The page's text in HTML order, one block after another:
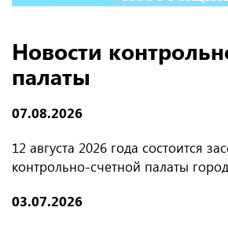
Новости
палаты
07.08.2026
12 августа 2026 года состоится
контрольно-счетной палаты
03.07.2026